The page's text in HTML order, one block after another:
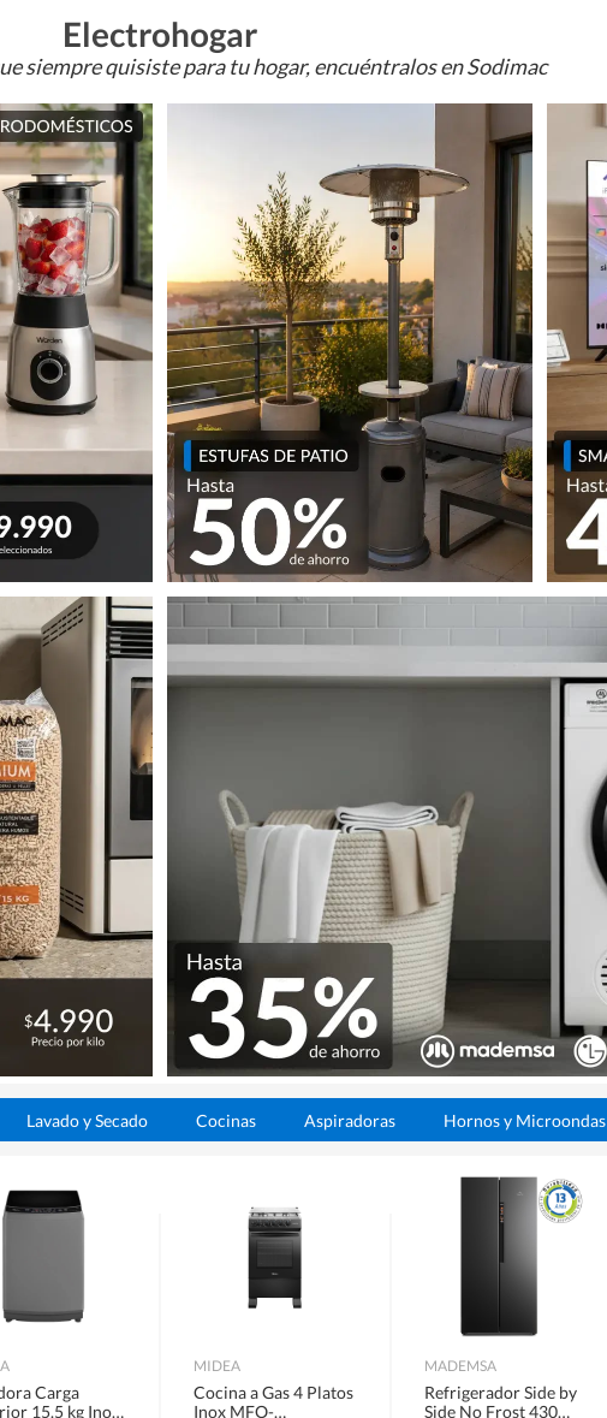
Electrohogar
siempre quisiste para tu hogar, encuéntralos en Sodimac
Lavado y Secado Cocinas Aspiradoras Hornos y Microondas
Carga
15.5 kg Inox
MIDEA
Cocina a Gas 4 Platos
Inox MFO-
MADEMSA
Refrigerador Side by
Side No Frost 430